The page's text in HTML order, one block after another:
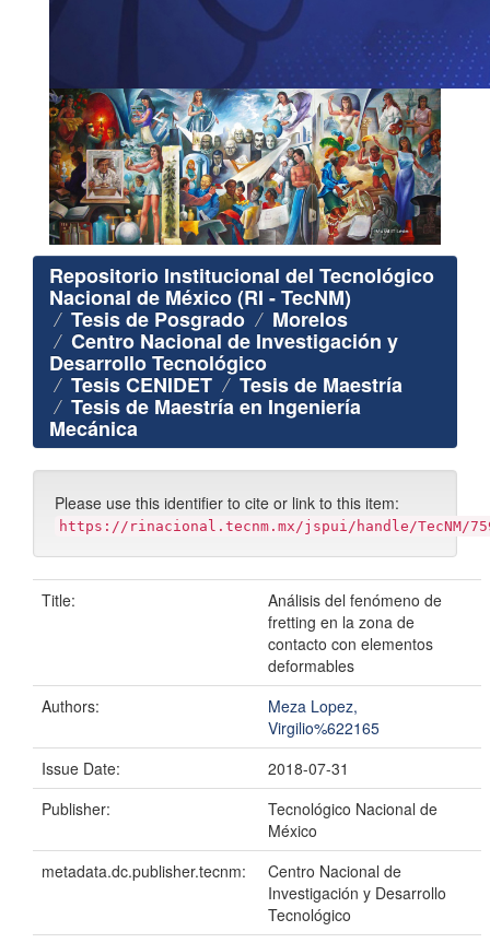
Repositorio Institucional del Tecnológico
Nacional de México (RI - TecNM)
Tesis de Posgrado Morelos
Centro Nacional de Investigación y
Desarrollo Tecnológico
Tesis CENIDET Tesis de Maestría
Tesis de Maestría en Ingeniería
Mecánica
Please use this identifier to cite or link to this item:
https://rinacional.tecnm.mx/jspui/handle/TecNM/
Title:
Análisis del fenómeno de
fretting en la zona de
contacto con elementos
deformables
Authors:
Meza Lopez,
Virgilio%622165
Issue Date:
2018-07-31
Publisher:
Tecnológico Nacional de
México
metadata.dc.publisher.tecnm:
Centro Nacional de
Investigación y Desarrollo
Tecnológico